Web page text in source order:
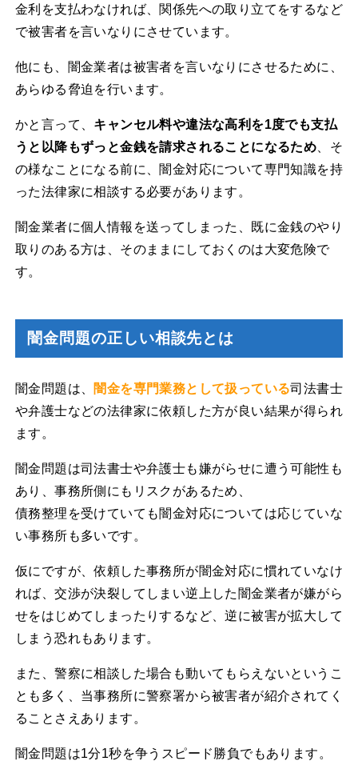
金利を支払わなければ、関係先への取り立てをするなど
で被害者を言いなりにさせています。
他にも、闇金業者は被害者を言いなりにさせるために、
あらゆる脅迫を行います。
かと言って、 キャンセル料や違法な高利を1度でも支払
うと以降もずっと金銭を請求されることになるため 、そ
の様なことになる前に、闇金対応について専門知識を持
った法律家に相談する必要があります。
闇金業者に個人情報を送ってしまった、既に金銭のやり
取りのある方は、そのままにしておくのは大変危険で
す。
闇金問題の正しい相談先とは
闇金問題は、 闇金を専門業務として扱っている司法書士
や弁護士などの法律家に依頼した方が良い結果が得られ
ます。
闇金問題は司法書士や弁護士も嫌がらせに遭う可能性も
あり、事務所側にもリスクがあるため、
債務整理を受けていても闇金対応については応じていな
い事務所も多いです。
仮にですが、依頼した事務所が闇金対応に慣れていなけ
れば、交渉が決裂してしまい逆上した闇金業者が嫌がら
せをはじめてしまったりするなど、逆に被害が拡大して
しまう恐れもあります。
また、警察に相談した場合も動いてもらえないというこ
とも多く、当事務所に警察署から被害者が紹介されてく
ることさえあります。
闇金問題は1分1秒を争うスピード勝負でもあります。